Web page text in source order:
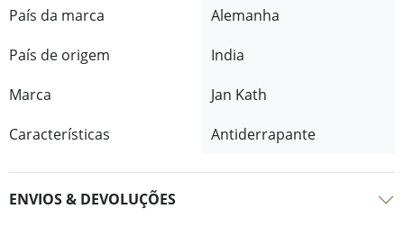
País da marca
Alemanha
País de origem
India
Marca
Jan Kath
Características
Antiderrapante
ENVIOS & DEVOLUÇÕES